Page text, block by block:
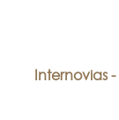
Internovias -